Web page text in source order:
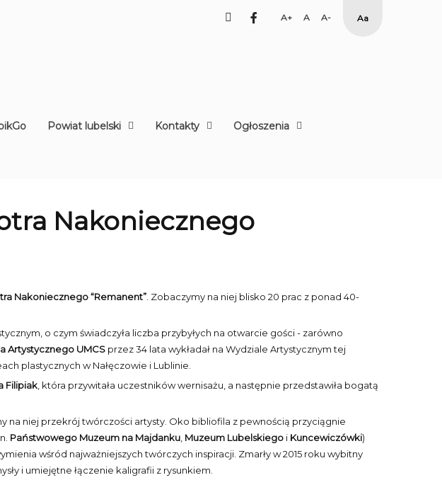
facebook
Set Set
Smaller
High
Powiat lubelski Kontakty Ogłoszenia
Nakoniecznego
Nakoniecznego “Remanent” . Zobaczymy na niej blisko 20 prac z ponad 40-
o czym świadczyła liczba przybyłych na otwarcie gości - zarówno
Artystycznego UMCS przez 34 lata wykładał na Wydziale Artystycznym tej
plastycznych w Nałęczowie i Lublinie.
Filipiak , która przywitała uczestników wernisażu, a następnie przedstawiła bogatą
na niej przekrój twórczości artysty. Oko bibliofila z pewnością przyciągnie
Państwowego Muzeum na Majdanku Muzeum Lubelskiego i Kuncewiczówki)
wśród najważniejszych twórczych inspiracji. Zmarły w 2015 roku wybitny
i umiejętne łączenie kaligrafii z rysunkiem.